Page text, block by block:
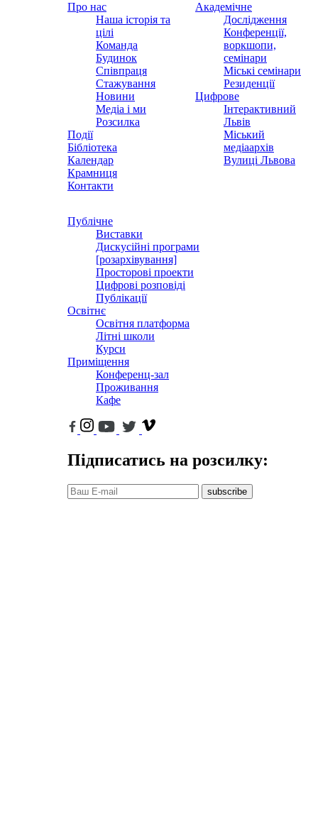
Про нас
Наша історія та
цілі
Команда
Будинок
Співпраця
Стажування
Новини
Медіа і ми
Розсилка
Події
Бібліотека
Календар
Крамниця
Контакти
Академічне
Дослідження
Конференції,
воркшопи,
семінари
Міські семінари
Резиденції
Цифрове
Інтерактивний
Львів
Міський
медіаархів
Вулиці Львова
Публічне
Виставки
Дискусійні програми
[розархівування]
Просторові проекти
Цифрові розповіді
Публікації
Освітнє
Освітня платформа
Літні школи
Курси
Приміщення
Конференц-зал
Проживання
Кафе
Підписатись на розсилку:
subscribe